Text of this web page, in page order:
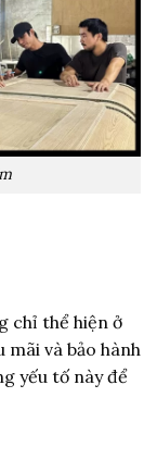
chỉ thể hiện ở
mãi và bảo hành
yếu tố này để